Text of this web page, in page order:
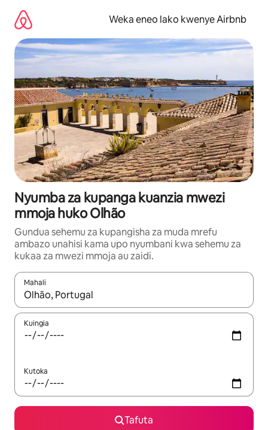
kwenda
kwenye
maudhui
Weka eneo lako kwenye Airbnb
Nyumba za kupanga kuanzia mwezi
mmoja huko Olhão
Gundua sehemu za kupangisha za muda mrefu
ambazo unahisi kama upo nyumbani kwa sehemu za
kukaa za mwezi mmoja au zaidi.
Mahali
Wakati matokeo yanapatikana, vinjari kwa kutumia vitufe vya
Kuingia
Kutoka
Tafuta